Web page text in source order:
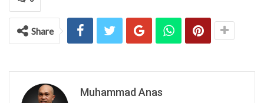
Share
Muhammad Anas